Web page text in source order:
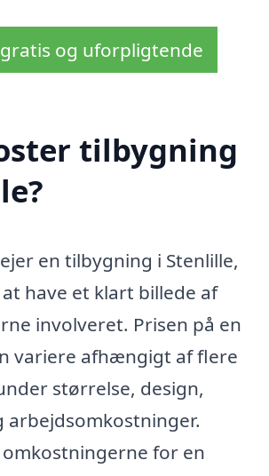
og uforpligtende
tilbygning
en tilbygning i Stenlille,
have et klart billede af
involveret. Prisen på en
variere afhængigt af flere
størrelse, design,
arbejdsomkostninger.
for en